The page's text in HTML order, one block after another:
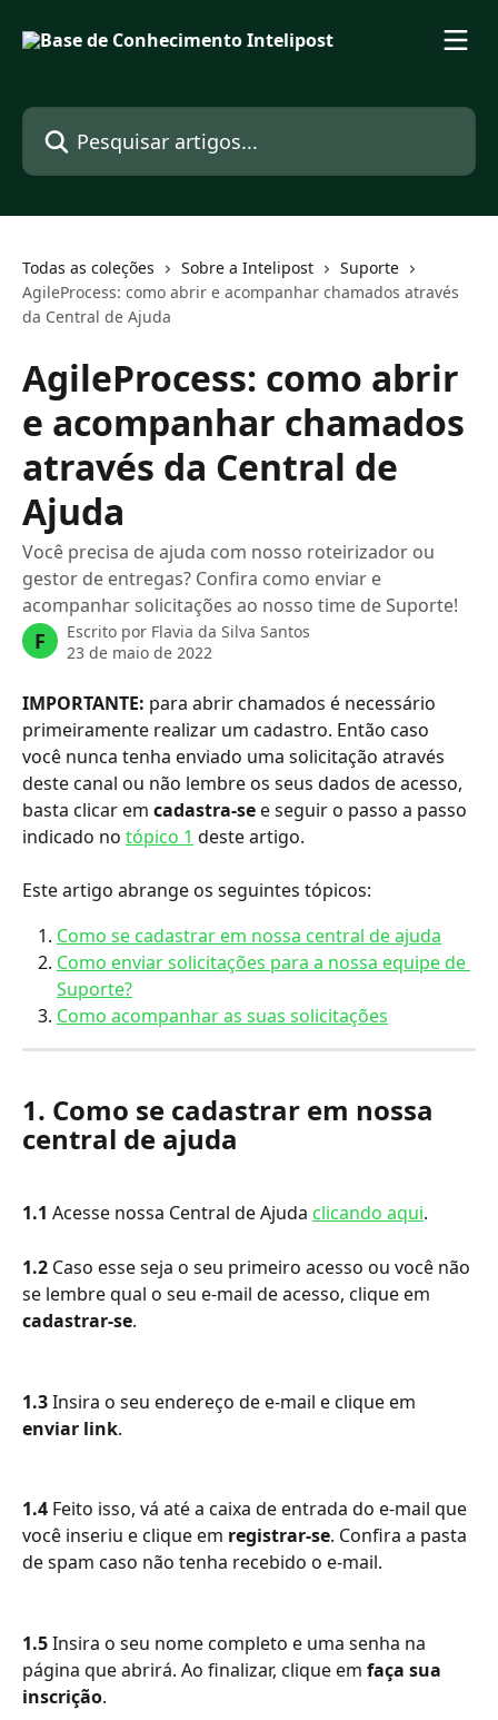
Pesquisar artigos...
Todas as coleções Sobre a Intelipost
Suporte
AgileProcess: como abrir e acompanhar chamados através
da Central de Ajuda
AgileProcess: como abrir
e acompanhar chamados
através da Central de
Ajuda
Você precisa de ajuda com nosso roteirizador ou
gestor de entregas? Confira como enviar e
acompanhar solicitações ao nosso time de Suporte!
F Escrito por Flavia da Silva Santos
23 de maio de 2022
IMPORTANTE: para abrir chamados é necessário
primeiramente realizar um cadastro. Então caso
você nunca tenha enviado uma solicitação através
deste canal ou não lembre os seus dados de acesso,
basta clicar em cadastra-se e seguir o passo a passo
indicado no tópico 1 deste artigo.
Este artigo abrange os seguintes tópicos:
Como se cadastrar em nossa central de ajuda
Como enviar solicitações para a nossa equipe de
Suporte?
Como acompanhar as suas solicitações
1. Como se cadastrar em nossa
central de ajuda
1.1 Acesse nossa Central de Ajuda clicando aqui.
1.2 Caso esse seja o seu primeiro acesso ou você não
se lembre qual o seu e-mail de acesso, clique em
cadastrar-se.
1.3 Insira o seu endereço de e-mail e clique em
enviar link.
1.4 Feito isso, vá até a caixa de entrada do e-mail que
você inseriu e clique em registrar-se. Confira a pasta
de spam caso não tenha recebido o e-mail.
1.5 Insira o seu nome completo e uma senha na
página que abrirá. Ao finalizar, clique em faça sua
inscrição.